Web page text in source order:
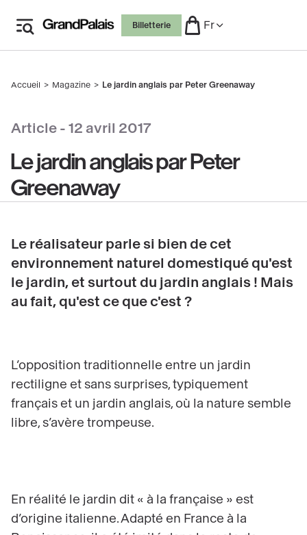
contenu
Billetterie Fr
Fil
Accueil Magazine Le jardin anglais par Peter Greenaway
Article - 12 avril 2017
Le jardin anglais par Peter
Greenaway
Le réalisateur parle si bien de cet
environnement naturel domestiqué qu'est
le jardin, et surtout du jardin anglais ! Mais
au fait, qu'est ce que c'est ?
L’opposition traditionnelle entre un jardin
rectiligne et sans surprises, typiquement
français et un jardin anglais, où la nature semble
libre, s’avère trompeuse.
En réalité le jardin dit « à la française » est
d’origine italienne. Adapté en France à la